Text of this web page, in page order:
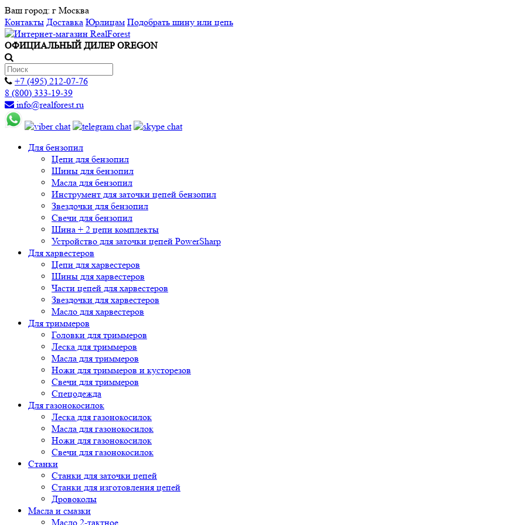
Ваш город: г Москва
Контакты Доставка Юрлицам Подобрать шину или цепь
ОФИЦИАЛЬНЫЙ ДИЛЕР OREGON
+7 (495) 212-07-76
8 (800) 333-19-39
info@realforest.ru
Для бензопил
Цепи для бензопил
Шины для бензопил
Масла для бензопил
Инструмент для заточки цепей бензопил
Звездочки для бензопил
Свечи для бензопил
Шина + 2 цепи комплекты
Устройство для заточки цепей PowerSharp
Для харвестеров
Цепи для харвестеров
Шины для харвестеров
Части цепей для харвестеров
Звездочки для харвестеров
Масло для харвестеров
Для триммеров
Головки для триммеров
Леска для триммеров
Масла для триммеров
Ножи для триммеров и кусторезов
Свечи для триммеров
Спецодежда
Для газонокосилок
Леска для газонокосилок
Масла для газонокосилок
Ножи для газонокосилок
Свечи для газонокосилок
Станки
Cтанки для заточки цепей
Станки для изготовления цепей
Дровоколы
Масла и смазки
Масло 2-тактное